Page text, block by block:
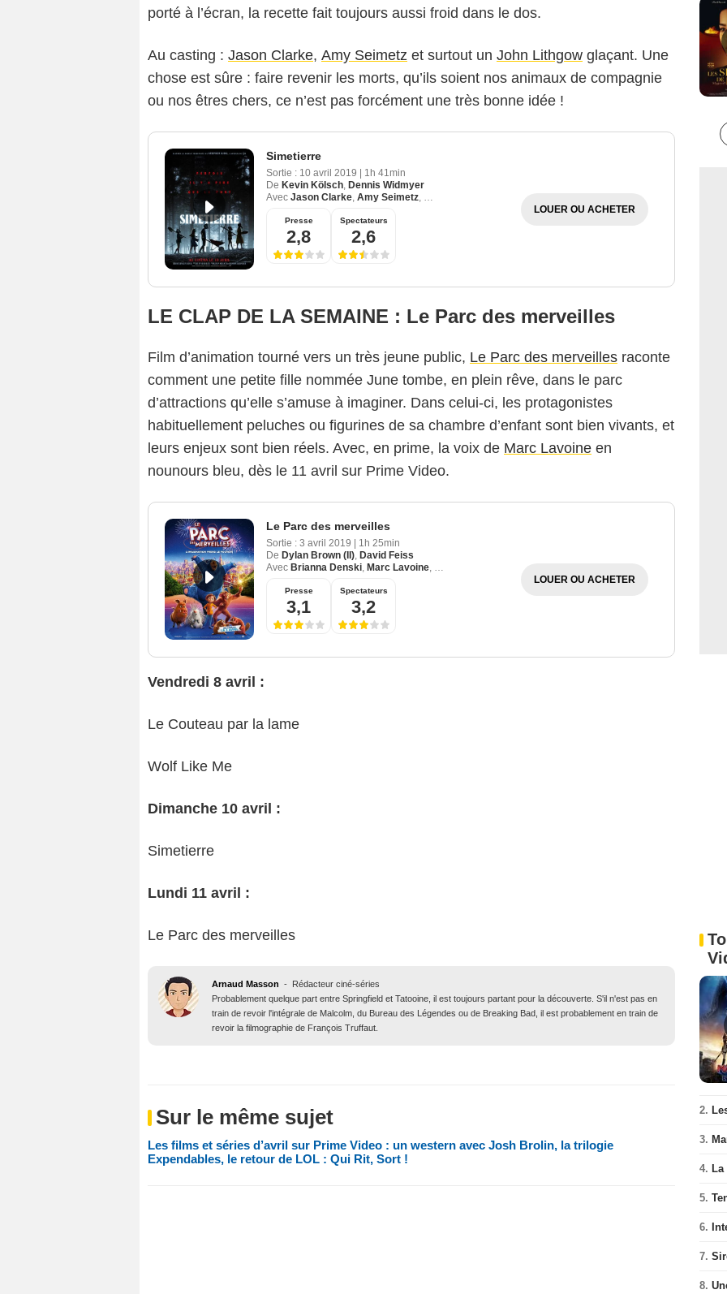
porté à l’écran, la recette fait toujours aussi froid dans le dos.
Au casting : Jason Clarke, Amy Seimetz et surtout un John Lithgow glaçant. Une
chose est sûre : faire revenir les morts, qu’ils soient nos animaux de compagnie
ou nos êtres chers, ce n’est pas forcément une très bonne idée !
Simetierre
Sortie : 10 avril 2019
1h 41min
De Kevin Kölsch, Dennis Widmyer
Avec Jason Clarke, Amy Seimetz, John Lithgow
Presse
2,8
Spectateurs
2,6
LOUER OU ACHETER
LE CLAP DE LA SEMAINE : Le Parc des merveilles
Film d’animation tourné vers un très jeune public, Le Parc des merveilles raconte
comment une petite fille nommée June tombe, en plein rêve, dans le parc
d’attractions qu’elle s’amuse à imaginer. Dans celui-ci, les protagonistes
habituellement peluches ou figurines de sa chambre d’enfant sont bien vivants, et
leurs enjeux sont bien réels. Avec, en prime, la voix de Marc Lavoine en
nounours bleu, dès le 11 avril sur Prime Video.
Le Parc des merveilles
Sortie : 3 avril 2019
1h 25min
De Dylan Brown (II), David Feiss
Avec Brianna Denski, Marc Lavoine, Ken Hudson Campbell
Presse
3,1
Spectateurs
3,2
LOUER OU ACHETER
Vendredi 8 avril :
Le Couteau par la lame
Wolf Like Me
Dimanche 10 avril :
Simetierre
Lundi 11 avril :
Le Parc des merveilles
Arnaud Masson -
Rédacteur ciné-séries
Probablement quelque part entre Springfield et Tatooine, il est toujours partant pour la découverte. S'il n'est pas en
train de revoir l'intégrale de Malcolm, du Bureau des Légendes ou de Breaking Bad, il est probablement en train de
revoir la filmographie de François Truffaut.
Sur le même sujet
Les films et séries d’avril sur Prime Video : un western avec Josh Brolin, la trilogie
Expendables, le retour de LOL : Qui Rit, Sort !
2.
3.
4.
5.
6.
7.
8.